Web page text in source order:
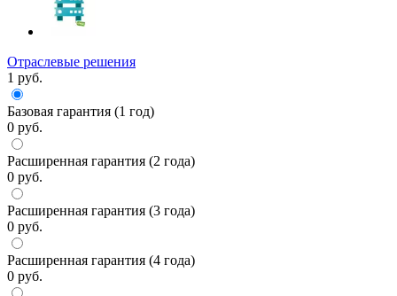
Отраслевые решения
1 руб.
Базовая гарантия (1 год)
0 руб.
Расширенная гарантия (2 года)
0 руб.
Расширенная гарантия (3 года)
0 руб.
Расширенная гарантия (4 года)
0 руб.